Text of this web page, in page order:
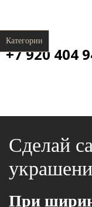
+7 920 404
Сделай
При
Категории